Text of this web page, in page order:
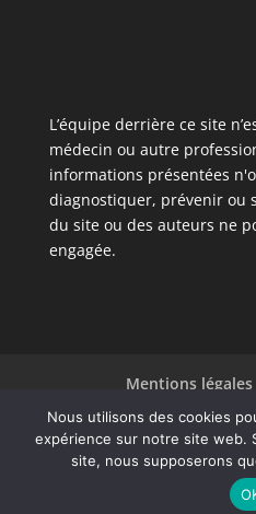
L’équipe derrière ce site
médecin ou autre
informations présentées
diagnostiquer, prévenir ou
du site ou des auteurs ne
engagée.
Mentions légales
Liste des
Design deElegant
Nous utilisons des cookies
expérience sur notre site web.
site, nous supposerons